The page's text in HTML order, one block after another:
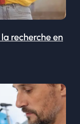
recherche en